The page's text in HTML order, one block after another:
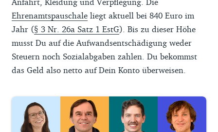
Ehrenamtspauschale liegt aktuell bei 840 Euro im
Jahr (§ 3 Nr. 26a Satz 1 EstG). Bis zu dieser Höhe
musst Du auf die Aufwandsentschädigung weder
Steuern noch Sozialabgaben zahlen. Du bekommst
das Geld also netto auf Dein Konto überweisen.